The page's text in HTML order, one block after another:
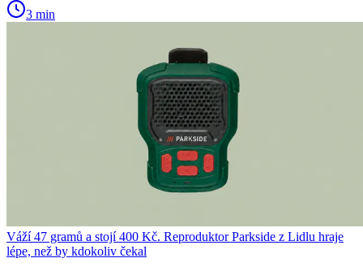
3 min
Váží 47 gramů a stojí 400 Kč. Reproduktor Parkside z Lidlu hraje
lépe, než by kdokoliv čekal